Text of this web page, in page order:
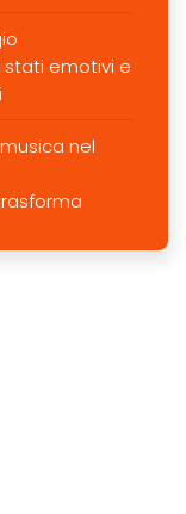
stati emotivi e
nel